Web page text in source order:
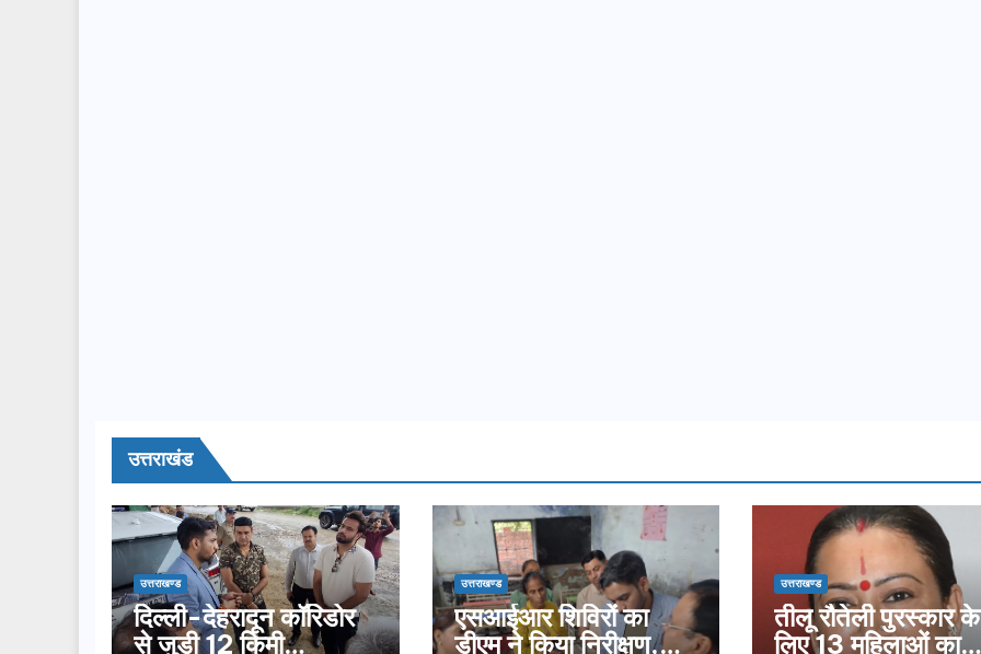
उत्तराखंड
उत्तराखण्ड
दिल्ली-देहरादून कॉरिडोर
से जुड़ी 12 किमी
उत्तराखण्ड
एसआईआर शिविरों का
डीएम ने किया निरीक्षण,
उत्तराखण्ड
तीलू रौतेली पुरस्कार के
लिए 13 महिलाओं का